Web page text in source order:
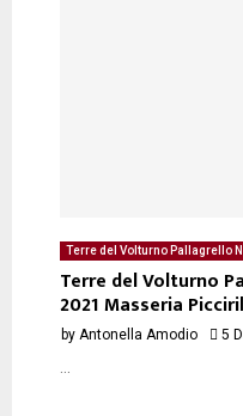
Terre del Volturno Pallagrello
Terre del Volturno
2021 Masseria
by Antonella Amodio 5